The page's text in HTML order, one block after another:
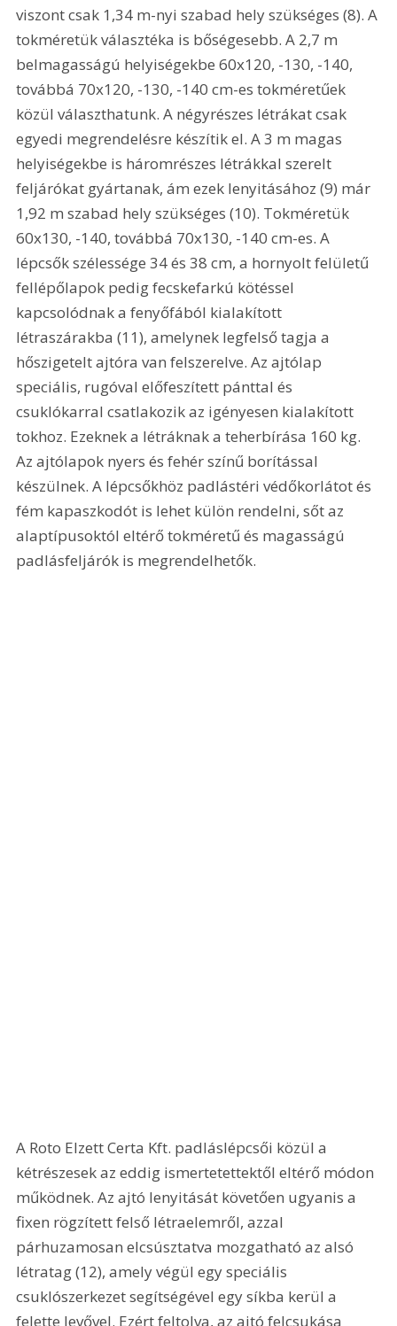
viszont csak 1,34 m-nyi szabad hely szükséges (8). A
tokméretük választéka is bőségesebb. A 2,7 m
belmagasságú helyiségekbe 60x120, -130, -140,
továbbá 70x120, -130, -140 cm-es tokméretűek
közül választhatunk. A négyrészes létrákat csak
egyedi megrendelésre készítik el. A 3 m magas
helyiségekbe is háromrészes létrákkal szerelt
feljárókat gyártanak, ám ezek lenyitásához (9) már
1,92 m szabad hely szükséges (10). Tokméretük
60x130, -140, továbbá 70x130, -140 cm-es. A
lépcsők szélessége 34 és 38 cm, a hornyolt felületű
fellépőlapok pedig fecskefarkú kötéssel
kapcsolódnak a fenyőfából kialakított
létraszárakba (11), amelynek legfelső tagja a
hőszigetelt ajtóra van felszerelve. Az ajtólap
speciális, rugóval előfeszített pánttal és
csuklókarral csatlakozik az igényesen kialakított
tokhoz. Ezeknek a létráknak a teherbírása 160 kg.
Az ajtólapok nyers és fehér színű borítással
készülnek. A lépcsőkhöz padlástéri védőkorlátot és
fém kapaszkodót is lehet külön rendelni, sőt az
alaptípusoktól eltérő tokméretű és magasságú
padlásfeljárók is megrendelhetők.
A Roto Elzett Certa Kft. padláslépcsői közül a
kétrészesek az eddig ismertetettektől eltérő módon
működnek. Az ajtó lenyitását követően ugyanis a
fixen rögzített felső létraelemről, azzal
párhuzamosan elcsúsztatva mozgatható az alsó
létratag (12), amely végül egy speciális
csuklószerkezet segítségével egy síkba kerül a
felette levővel. Ezért feltolva, az ajtó felcsukása